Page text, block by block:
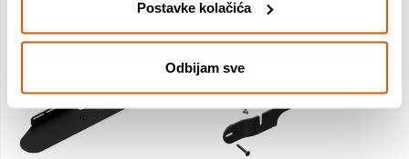
Postavke kolačića
Odbijam sve